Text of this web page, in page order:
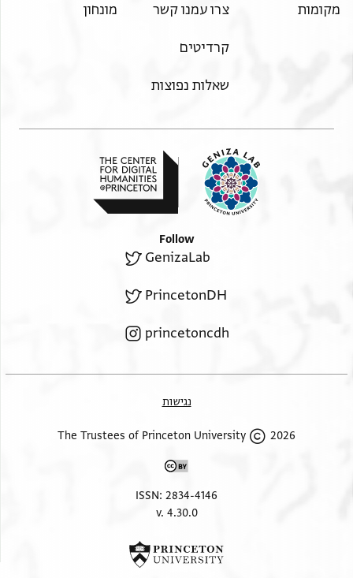
מקומות צרו עמנו קשר
קרדיטים
שאלות נפוצות
מונחון
Follow
GenizaLab
PrincetonDH
princetoncdh
נגישות
2026 The Trustees of Princeton University
ISSN: 2834-4146
v. 4.30.0